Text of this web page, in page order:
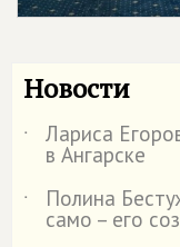
Новости
˙ Лариса
в Ангарске
˙
Полина
само – его